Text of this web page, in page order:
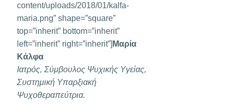
content/uploads/2018/01/kalfa-
maria.png” shape=”square”
top=”inherit” bottom=”inherit”
left=”inherit” right=”inherit”] Μαρία
Κάλφα
Ιατρός, Σύμβουλος Ψυχικής Υγείας,
Συστημική Yπαρξιακή
Ψυχοθεραπεύτρια.